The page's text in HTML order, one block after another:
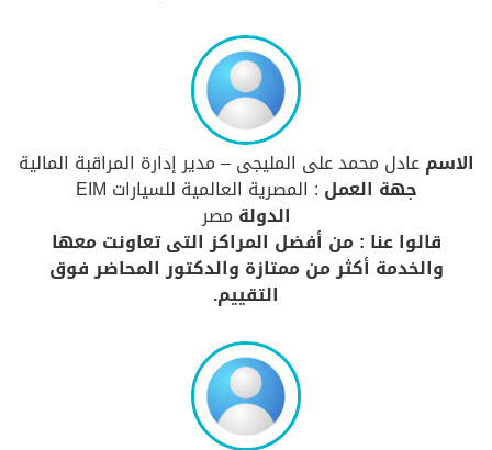
الاسمعادل محمد على المليجى – مدير إدارة المراقبة المالية
جهة العمل : المصرية العالمية للسيارات EIM
الدولة مصر
قالوا عنا : من أفضل المراكز التى تعاونت معها
والخدمة أكثر من ممتازة والدكتور المحاضر فوق
التقييم.